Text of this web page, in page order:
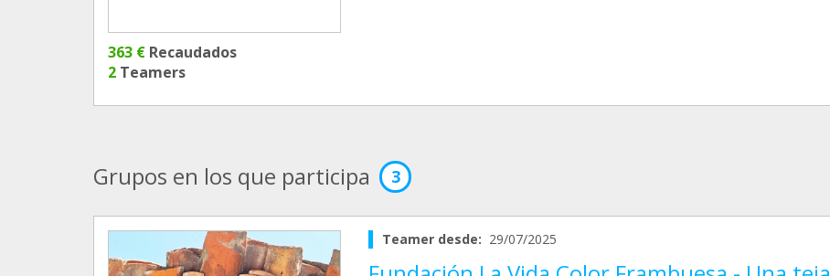
363 € Recaudados
2 Teamers
Grupos en los que participa 3
Teamer desde: 29/07/2025